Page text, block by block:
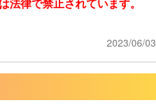
2023/06/03